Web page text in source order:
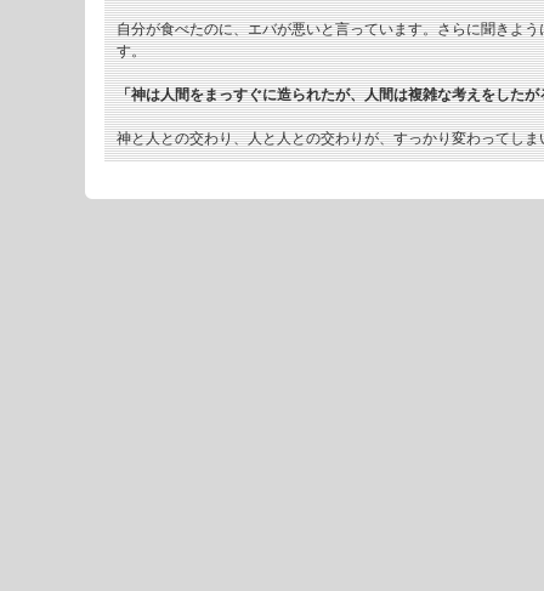
自分が食べたのに、エバが悪いと言っています。さらに聞きよ
す。
「神は人間をまっすぐに造られたが、人間は複雑な考えをしたが
神と人との交わり、人と人との交わりが、すっかり変わってしま